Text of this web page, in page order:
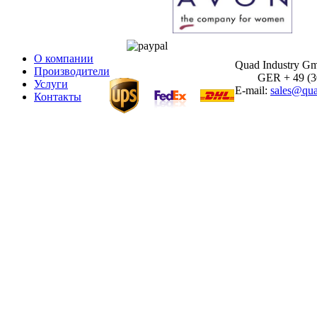
О компании
Производители
Услуги
Контакты
Quad Industry
GER + 49
E-mail: